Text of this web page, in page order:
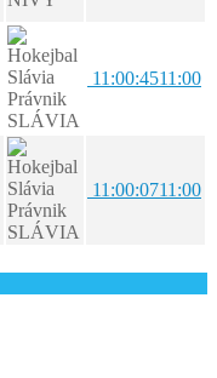
SLÁVIA
11:00:4511:00
SLÁVIA
11:00:0711:00